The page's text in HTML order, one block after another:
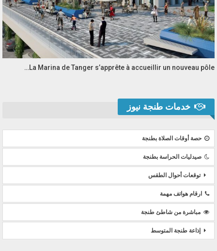
La Marina de Tanger s’apprête à accueillir un nouveau pôle…
خدمات طنجة نيوز
حصة أوقات الصلاة بطنجة
صيدليات الحراسة بطنجة
توقعات أحوال الطقس
ارقام هواتف مهمة
مباشرة من شاطئ طنجة
إذاعة طنجة المتوسط